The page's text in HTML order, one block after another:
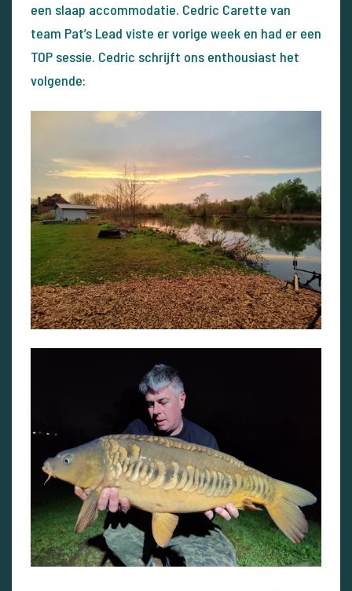
een slaap accommodatie. Cedric Carette van
team Pat’s Lead viste er vorige week en had er een
TOP sessie. Cedric schrijft ons enthousiast het
volgende: